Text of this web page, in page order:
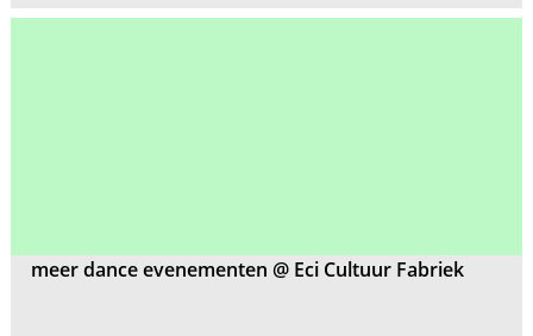
meer dance evenementen @ Eci Cultuur Fabriek